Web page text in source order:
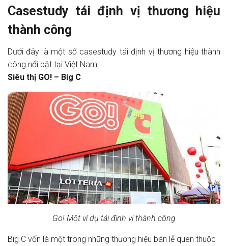
Casestudy tái định vị thương hiệu
thành công
Dưới đây là một số casestudy tái định vị thương hiệu thành
công nổi bật tại Việt Nam:
Siêu thị GO! – Big C
Go! Một ví dụ tái định vị thành công
Big C vốn là một trong những thương hiệu bán lẻ quen thuộc